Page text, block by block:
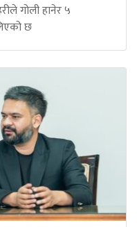
गोली हानेर ५
छ